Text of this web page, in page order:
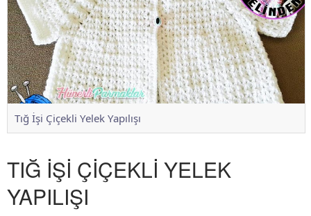
Tığ İşi Çiçekli Yelek Yapılışı
TIĞ İŞİ ÇİÇEKLİ YELEK
YAPILIŞI